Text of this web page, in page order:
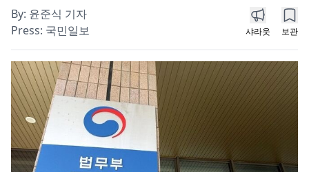
By: 윤준식 기자
Press: 국민일보 샤라웃 보관